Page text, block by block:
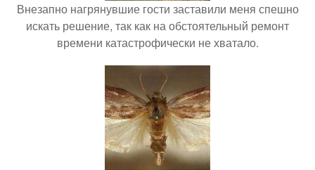
Внезапно нагрянувшие гости заставили меня спешно
искать решение, так как на обстоятельный ремонт
времени катастрофически не хватало.